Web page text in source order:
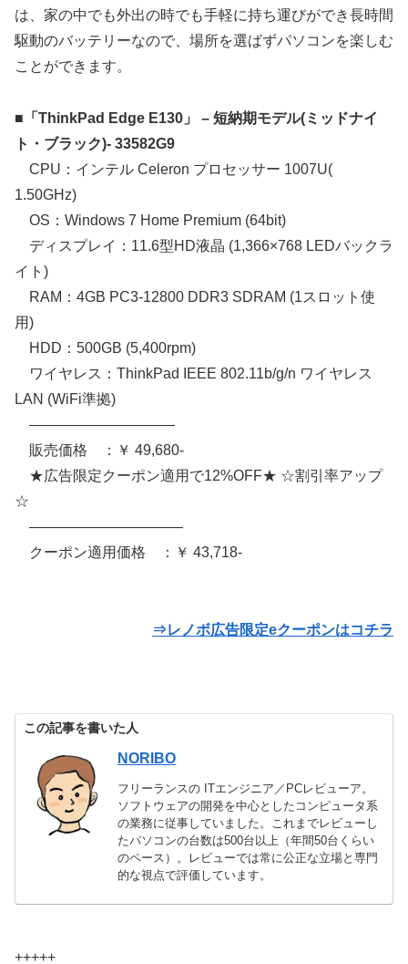
は、家の中でも外出の時でも手軽に持ち運びができ長時間
駆動のバッテリーなので、場所を選ばずパソコンを楽しむ
ことができます。
■「ThinkPad Edge E130」 – 短納期モデル(ミッドナイ
ト・ブラック)- 33582G9
CPU：インテル Celeron プロセッサー 1007U(
1.50GHz)
OS：Windows 7 Home Premium (64bit)
ディスプレイ：11.6型HD液晶 (1,366×768 LEDバックラ
イト)
RAM：4GB PC3-12800 DDR3 SDRAM (1スロット使
用)
HDD：500GB (5,400rpm)
ワイヤレス：ThinkPad IEEE 802.11b/g/n ワイヤレス
LAN (WiFi準拠)
——————————
販売価格 ：￥ 49,680-
★広告限定クーポン適用で12%OFF★ ☆割引率アップ
☆
——————————–
クーポン適用価格 ：￥ 43,718-
⇒レノボ広告限定eクーポンはコチラ
この記事を書いた人
NORIBO
フリーランスの ITエンジニア／PCレビューア。
ソフトウェアの開発を中心としたコンピュータ系
の業務に従事していました。これまでレビューし
たパソコンの台数は500台以上（年間50台くらい
のペース）。レビューでは常に公正な立場と専門
的な視点で評価しています。
+++++